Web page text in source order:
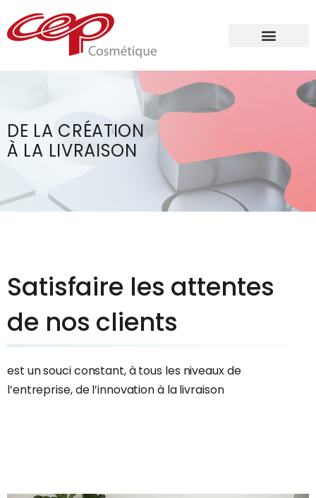
DE LA CRÉATION
À LA LIVRAISON
Satisfaire les attentes
de nos clients
est un souci constant, à tous les niveaux de
l’entreprise, de l’innovation à la livraison